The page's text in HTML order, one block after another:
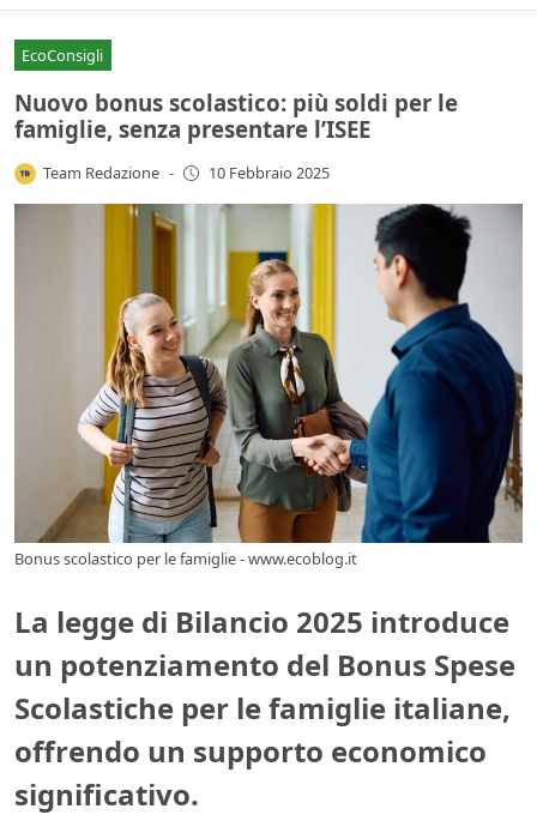
EcoConsigli
Nuovo bonus scolastico: più soldi per le
famiglie, senza presentare l’ISEE
Team Redazione - 10 Febbraio 2025
Bonus scolastico per le famiglie - www.ecoblog.it
La legge di Bilancio 2025 introduce
un potenziamento del Bonus Spese
Scolastiche per le famiglie italiane,
offrendo un supporto economico
significativo.